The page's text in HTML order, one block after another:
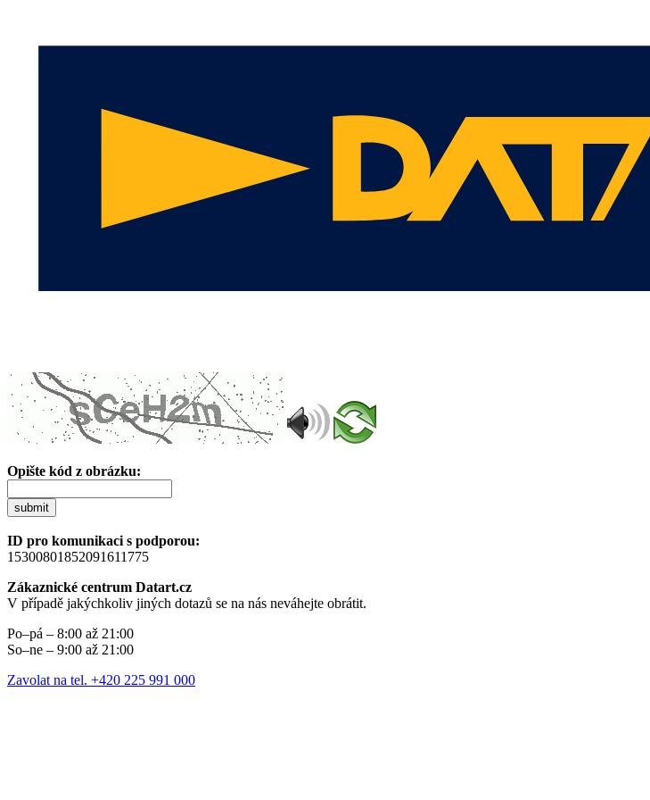
Opište kód z obrázku:
submit
ID pro komunikaci s podporou:
15300801852091611775
Zákaznické centrum Datart.cz
V případě jakýchkoliv jiných dotazů se na nás neváhejte obrátit.
Po–pá – 8:00 až 21:00
So–ne – 9:00 až 21:00
Zavolat na tel. +420 225 991 000